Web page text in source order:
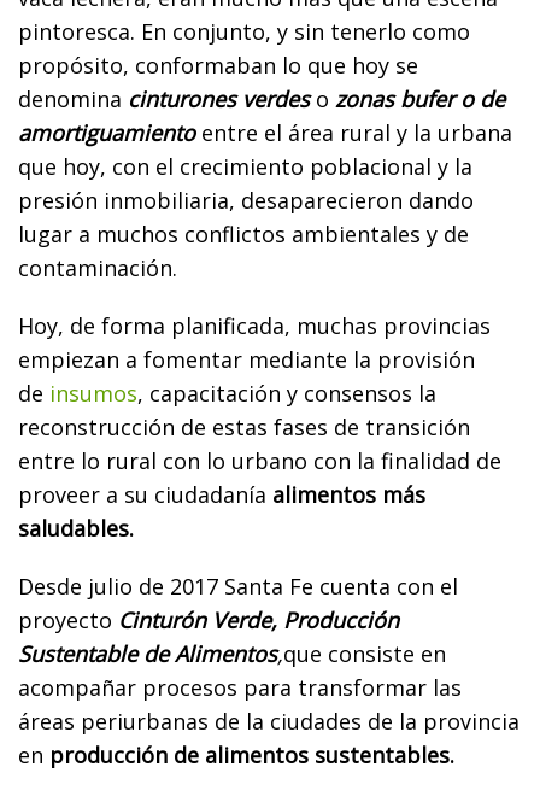
pintoresca. En conjunto, y sin tenerlo como
propósito, conformaban lo que hoy se
denomina cinturones verdeso zonas bufer o de
amortiguamiento entre el área rural y la urbana
que hoy, con el crecimiento poblacional y la
presión inmobiliaria, desaparecieron dando
lugar a muchos conflictos ambientales y de
contaminación.
Hoy, de forma planificada, muchas provincias
empiezan a fomentar mediante la provisión
de insumos, capacitación y consensos la
reconstrucción de estas fases de transición
entre lo rural con lo urbano con la finalidad de
proveer a su ciudadanía alimentos más
saludables.
Desde julio de 2017 Santa Fe cuenta con el
proyecto Cinturón Verde, Producción
Sustentable de Alimentos,que consiste en
acompañar procesos para transformar las
áreas periurbanas de la ciudades de la provincia
en producción de alimentos sustentables.